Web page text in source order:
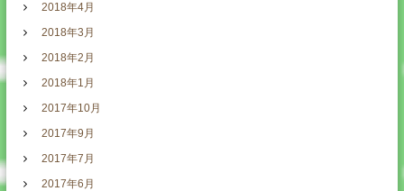
2018年4月
2018年3月
2018年2月
2018年1月
2017年10月
2017年9月
2017年7月
2017年6月